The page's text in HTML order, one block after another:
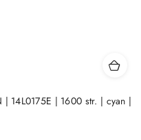
| 14L0175E | 1600 str. | cyan |